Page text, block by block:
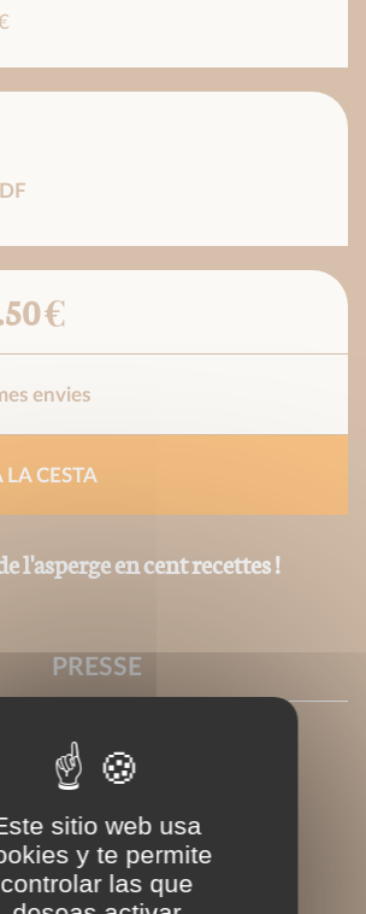
€
envies
CESTA
l'asperge en cent recettes !
PRESSE
sitio web usa
y te permite
controlar las que